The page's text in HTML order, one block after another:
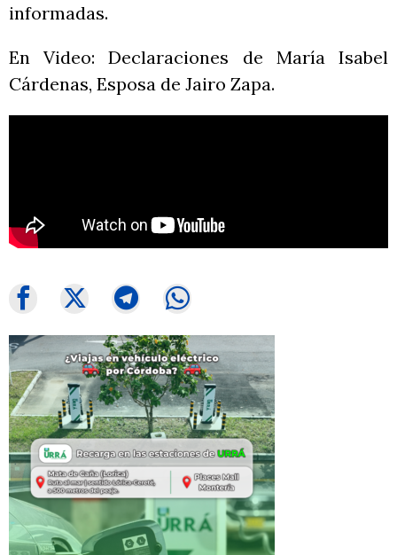
informadas.
En Video: Declaraciones de María Isabel
Cárdenas, Esposa de Jairo Zapa.